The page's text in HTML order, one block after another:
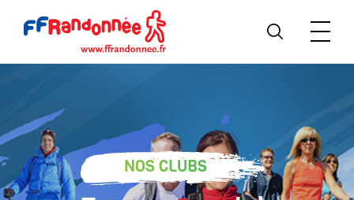
NOS CLUBS